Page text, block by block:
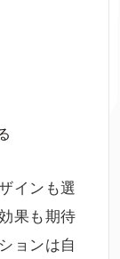
インも選
果も期待
ョンは自